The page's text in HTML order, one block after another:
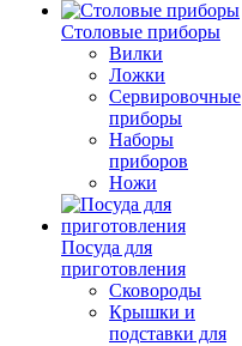
Столовые приборы
Вилки
Ложки
Сервировочные
приборы
Наборы
приборов
Ножи
Посуда для
приготовления
Сковороды
Крышки и
подставки для